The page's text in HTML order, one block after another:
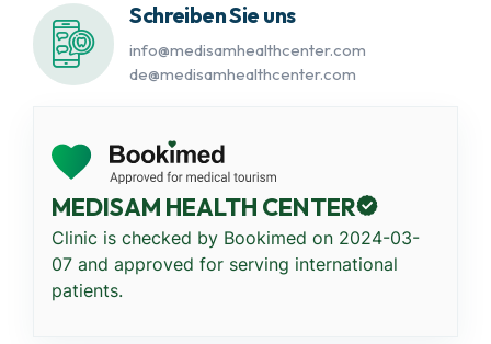
Schreiben Sie uns
info@medisamhealthcenter.com
de@medisamhealthcenter.com
MEDISAM HEALTH CENTER
Clinic is checked by Bookimed on 2024-03-
07 and approved for serving international
patients.